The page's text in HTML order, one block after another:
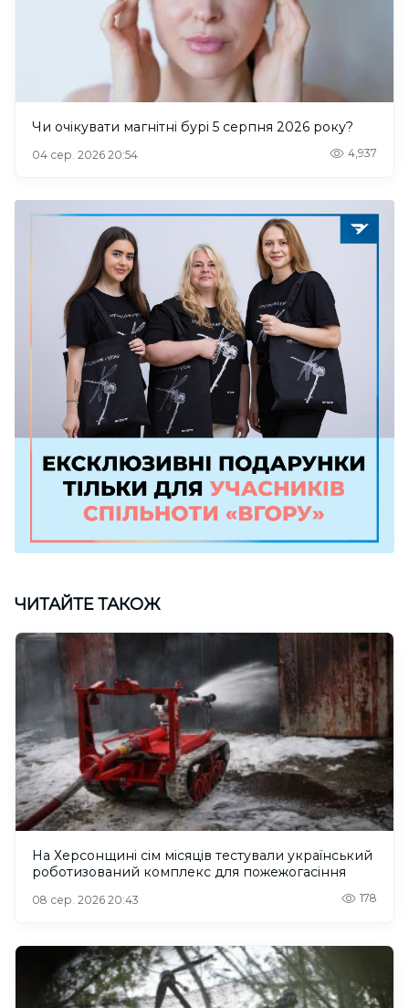
Чи очікувати магнітні бурі 5 серпня 2026 року?
04 сер. 2026 20:54 4,937
ЧИТАЙТЕ ТАКОЖ
На Херсонщині сім місяців тестували український
роботизований комплекс для пожежогасіння
08 сер. 2026 20:43 178